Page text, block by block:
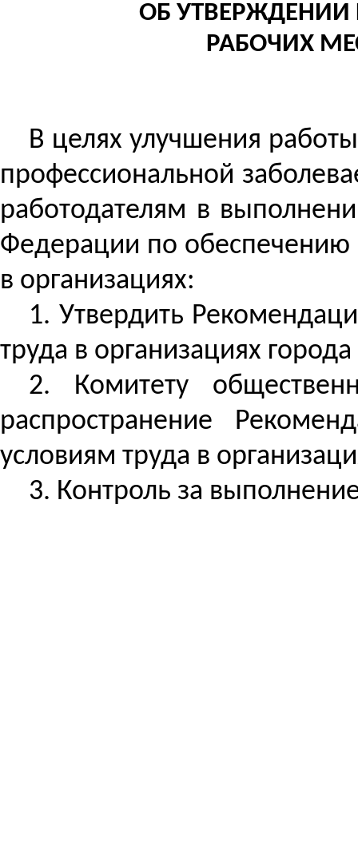
ОБ
РАБОЧИХ
В целях улучшения
профессиональной
работодателям в
Федерации по обеспечению
в организациях:
1. Утвердить
труда в организациях
2. Комитету
распространение
условиям труда в
3. Контроль за